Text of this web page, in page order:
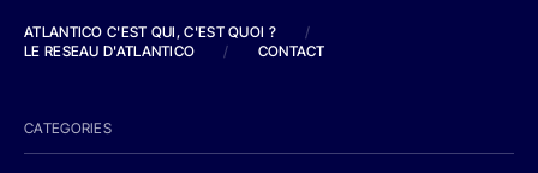
ATLANTICO C'EST QUI, C'EST QUOI ?
/
LE RESEAU D'ATLANTICO
/ CONTACT
CATEGORIES